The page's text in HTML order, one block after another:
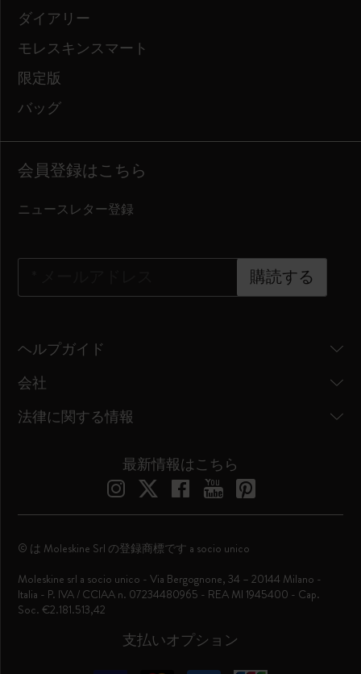
ダイアリー
モレスキンスマート
限定版
バッグ
会員登録はこちら
ニュースレター登録
購読する
ヘルプガイド
会社
法律に関する情報
最新情報はこちら
支払いオプション
© は Moleskine Srl の登録商標です a socio unico
Moleskine srl a socio unico - Via Bergognone, 34 – 20144 Milano -
Italia - P. IVA / CCIAA n. 07234480965 - REA MI 1945400 - Cap.
Soc. €2.181.513,42